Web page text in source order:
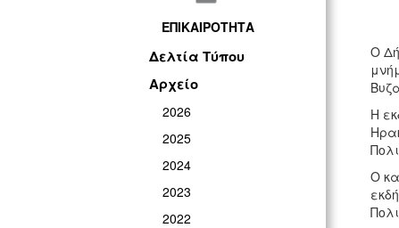
ΕΠΙΚΑΙΡΟΤΗΤΑ
Δελτία Τύπου
Αρχείο
2026
2025
2024
2023
2022
Ο
Η
Ο